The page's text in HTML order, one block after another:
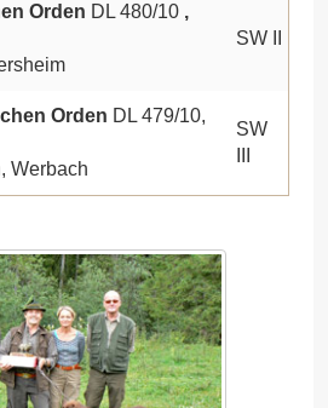
Orden DL 480/10 ,
SW II
Orden DL 479/10,
Werbach
SW